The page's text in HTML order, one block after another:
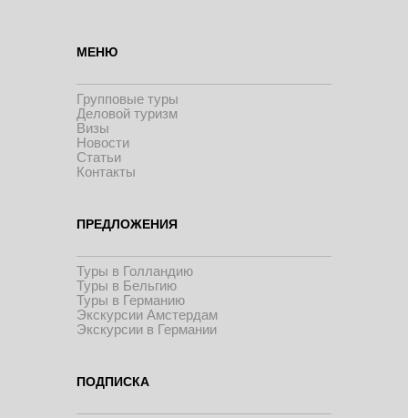
МЕНЮ
Групповые туры
Деловой туризм
Визы
Новости
Статьи
Контакты
ПРЕДЛОЖЕНИЯ
Туры в Голландию
Туры в Бельгию
Туры в Германию
Экскурсии Амстердам
Экскурсии в Германии
ПОДПИСКА